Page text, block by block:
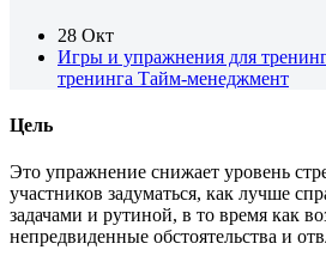
28 Окт
Игры и упражнения для
тренинга Тайм-менеджмент
Цель
Это упражнение снижает уровень
участников задуматься, как лучше
задачами и рутиной, в то время как
непредвиденные обстоятельства и